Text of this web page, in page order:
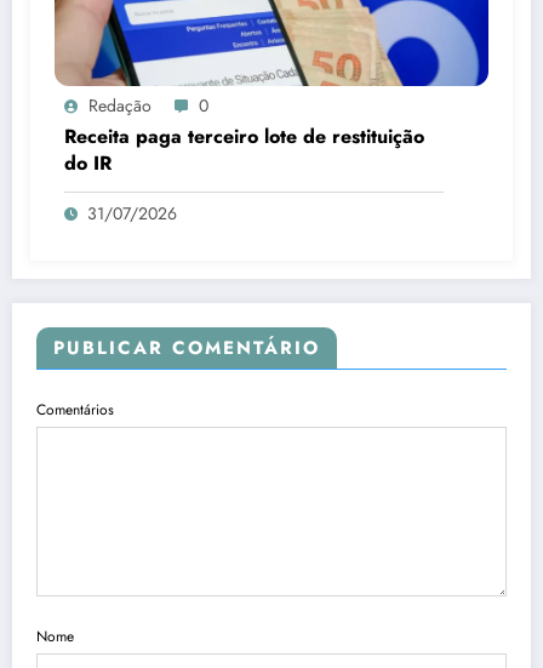
Redação 0
Receita paga terceiro lote de restituição
do IR
31/07/2026
PUBLICAR COMENTÁRIO
Comentários
Nome